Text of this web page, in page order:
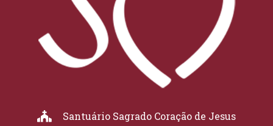
Santuário Sagrado Coração de Jesus